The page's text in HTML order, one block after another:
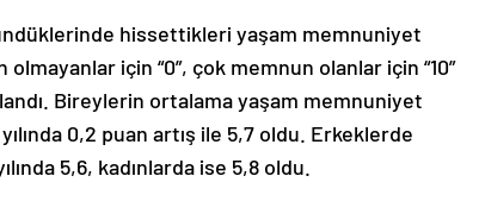
hissettikleri yaşam memnuniyet
için “0”, çok memnun olanlar için “10”
Bireylerin ortalama yaşam memnuniyet
0,2 puan artış ile 5,7 oldu. Erkeklerde
5,6, kadınlarda ise 5,8 oldu.